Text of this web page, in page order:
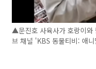
▲문진호 사육사가 호랑이
브 채널 'KBS 동물티비: 애